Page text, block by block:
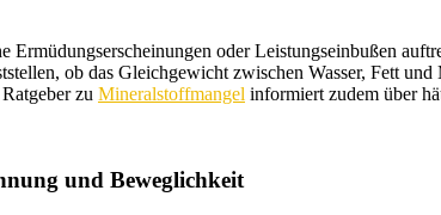
oder Leistungseinbußen
ob das Gleichgewicht zwischen Wasser, Fett
zu Mineralstoffmangel informiert zudem über
und Beweglichkeit